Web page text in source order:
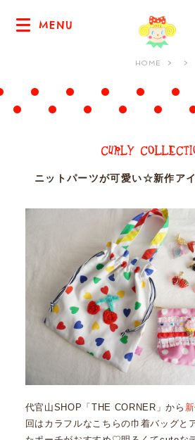
MENU
HOME
ニットパーツが可愛い☆新作ア
代官山SHOP「THE CORNER」から
回はカラフルなこちらの巾着バッグと